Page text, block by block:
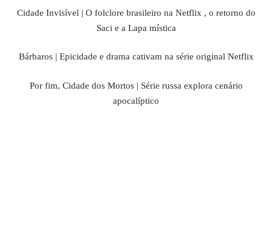
Cidade Invisível | O folclore brasileiro na Netflix , o retorno do
Saci e a Lapa mística
Bárbaros | Epicidade e drama cativam na série original Netflix
Por fim, Cidade dos Mortos | Série russa explora cenário
apocalíptico